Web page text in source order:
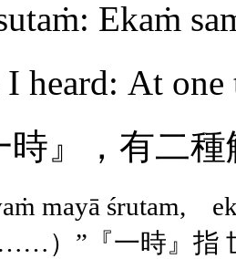
: Ekaṁ
I heard: At one
時』，有二種
mayā śrutam,
……）”『一時』指